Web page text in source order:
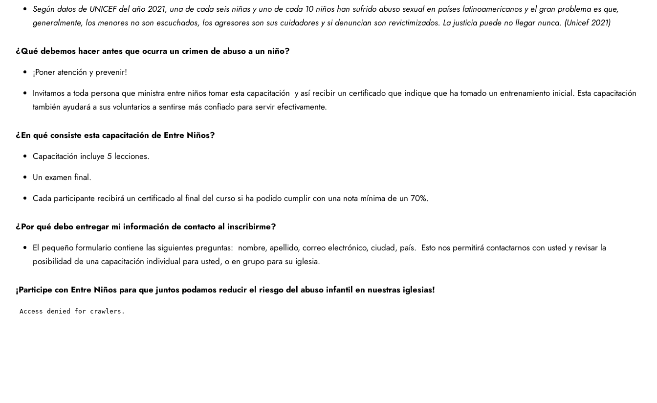
Según datos de UNICEF del año 2021, una de cada seis niñas y uno de cada 10 niños han sufrido abuso sexual en países latinoamericanos y el gran problema es que,
generalmente, los menores no son escuchados, los agresores son sus cuidadores y si denuncian son revictimizados. La justicia puede no llegar nunca. (Unicef 2021)
¿Qué debemos hacer antes que ocurra un crimen de abuso a un niño?
¡Poner atención y prevenir!
Invitamos a toda persona que ministra entre niños tomar esta capacitación y así recibir un certificado que indique que ha tomado un entrenamiento inicial. Esta capacitación
también ayudará a sus voluntarios a sentirse más confiado para servir efectivamente.
¿En qué consiste esta capacitación de Entre Niños?
Capacitación incluye 5 lecciones.
Un examen final.
Cada participante recibirá un certificado al final del curso si ha podido cumplir con una nota mínima de un 70%.
¿Por qué debo entregar mi información de contacto al inscribirme?
El pequeño formulario contiene las siguientes preguntas: nombre, apellido, correo electrónico, ciudad, país. Esto nos permitirá contactarnos con usted y revisar la
posibilidad de una capacitación individual para usted, o en grupo para su iglesia.
¡Participe con Entre Niños para que juntos podamos reducir el riesgo del abuso infantil en nuestras iglesias!